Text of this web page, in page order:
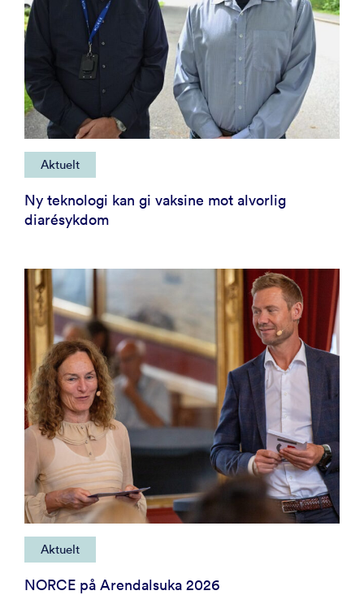
Aktuelt
Ny teknologi kan gi vaksine mot alvorlig
diarésykdom
Aktuelt
NORCE på Arendalsuka 2026